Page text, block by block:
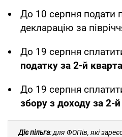
До 10 серпня подати
декларацію за
До 19 серпня
податку за 2-й
До 19 серпня
збору з доходу за 2-
Діє пільга: для ФОПів, які